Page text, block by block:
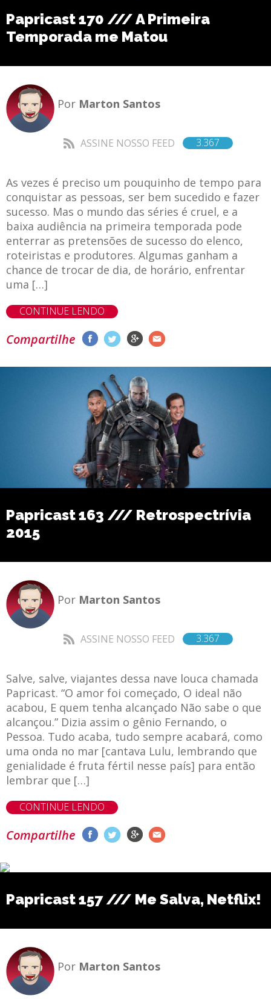
Papricast 170 /// A Primeira
Temporada me Matou
Por Marton Santos
ASSINE NOSSO FEED 3.367
As vezes é preciso um pouquinho de tempo para
conquistar as pessoas, ser bem sucedido e fazer
sucesso. Mas o mundo das séries é cruel, e a
baixa audiência na primeira temporada pode
enterrar as pretensões de sucesso do elenco,
roteiristas e produtores. Algumas ganham a
chance de trocar de dia, de horário, enfrentar
uma […]
CONTINUE LENDO
Compartilhe
Papricast 163 /// Retrospectrívia
2015
Por Marton Santos
ASSINE NOSSO FEED 3.367
Salve, salve, viajantes dessa nave louca chamada
Papricast. “O amor foi começado, O ideal não
acabou, E quem tenha alcançado Não sabe o que
alcançou.” Dizia assim o gênio Fernando, o
Pessoa. Tudo acaba, tudo sempre acabará, como
uma onda no mar [cantava Lulu, lembrando que
genialidade é fruta fértil nesse país] para então
lembrar que […]
CONTINUE LENDO
Compartilhe
Papricast 157 /// Me Salva, Netflix!
Por Marton Santos